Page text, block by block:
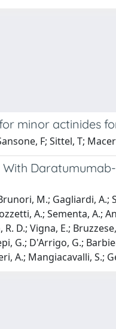
minor actinides
F; Sittel, T;
M.; Gagliardi, A.;
A.; Sementa, A.;
D.; Vigna, E.;
G.; D'Arrigo, G.;
A.; Mangiacavalli, S.;